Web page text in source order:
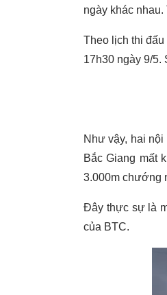
ngày khác
Theo lịch thi
17h30 ngày 9/5.
Như vậy, hai
Bắc Giang mất
3.000m chướng
Đây thực sự là
của BTC.